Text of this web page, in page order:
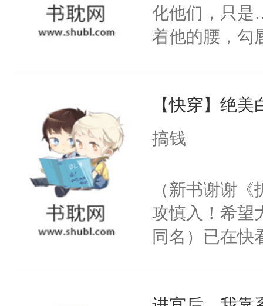
化他们，只是
着他的腰，勾
来，给老公
用力——为你
【快穿】绝
搞钱
（新书谢谢
攻慎入！希望
同名）已在快